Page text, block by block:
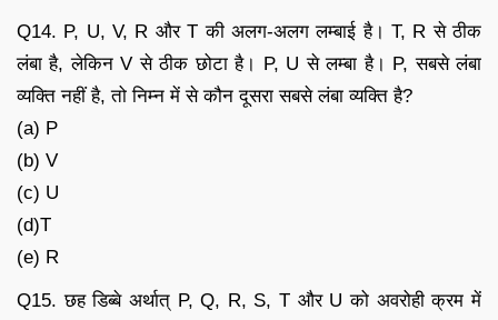
Q14. P, U, V, R और T की अलग-अलग लम्बाई है। T, R से ठीक
लंबा है, लेकिन V से ठीक छोटा है। P, U से लम्बा है। P, सबसे लंबा
व्यक्ति नहीं है, तो निम्न में से कौन दूसरा सबसे लंबा व्यक्ति है?
(a) P
(b) V
(c) U
(d)T
(e) R
Q15. छह डिब्बे अर्थात् P, Q, R, S, T और U को अवरोही क्रम में